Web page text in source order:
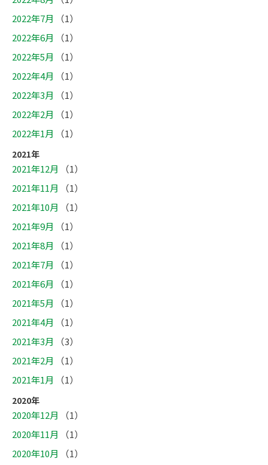
2022年7月
（1）
2022年6月
（1）
2022年5月
（1）
2022年4月
（1）
2022年3月
（1）
2022年2月
（1）
2022年1月
（1）
2021年
2021年12月
（1）
2021年11月
（1）
2021年10月
（1）
2021年9月
（1）
2021年8月
（1）
2021年7月
（1）
2021年6月
（1）
2021年5月
（1）
2021年4月
（1）
2021年3月
（3）
2021年2月
（1）
2021年1月
（1）
2020年
2020年12月
（1）
2020年11月
（1）
2020年10月
（1）